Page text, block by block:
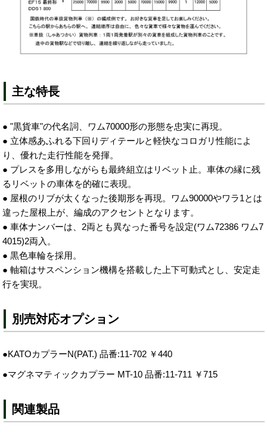
主な特長
● "黒貨車"の代名詞、ワム70000形の形態を忠実に再現。
● 立体感あふれる下回りディテールと軽快なコロガリ性能によ
り、優れた走行性能を発揮。
● プレスを多用しながらも最終組立はリベット止。車体の縁に残
るリベットの車体を的確に表現。
● 屋根のリブが太くなった後期形を再現。ワム90000やワラ1とは
違った屋根上が、編成のアクセントとなります。
● 車体ナンバーは、2両とも異なった番号を設定(ワム72386 ワム7
4015)2両入。
● 黒色車輪を採用。
● 軸箱はサスペンション機構を搭載した上下可動式とし、安定走
行を実現。
別売対応オプション
●KATOカプラーN(PAT.) 品番:11-702 ￥440
●マグネマティックカプラー MT-10 品番:11-711 ￥715
関連製品